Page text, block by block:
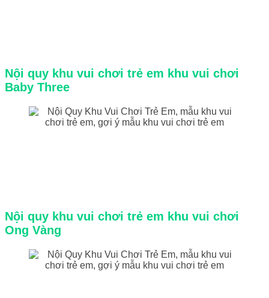
Nội quy khu vui chơi trẻ em khu vui chơi
Baby Three
Nội quy khu vui chơi trẻ em khu vui chơi
Ong Vàng